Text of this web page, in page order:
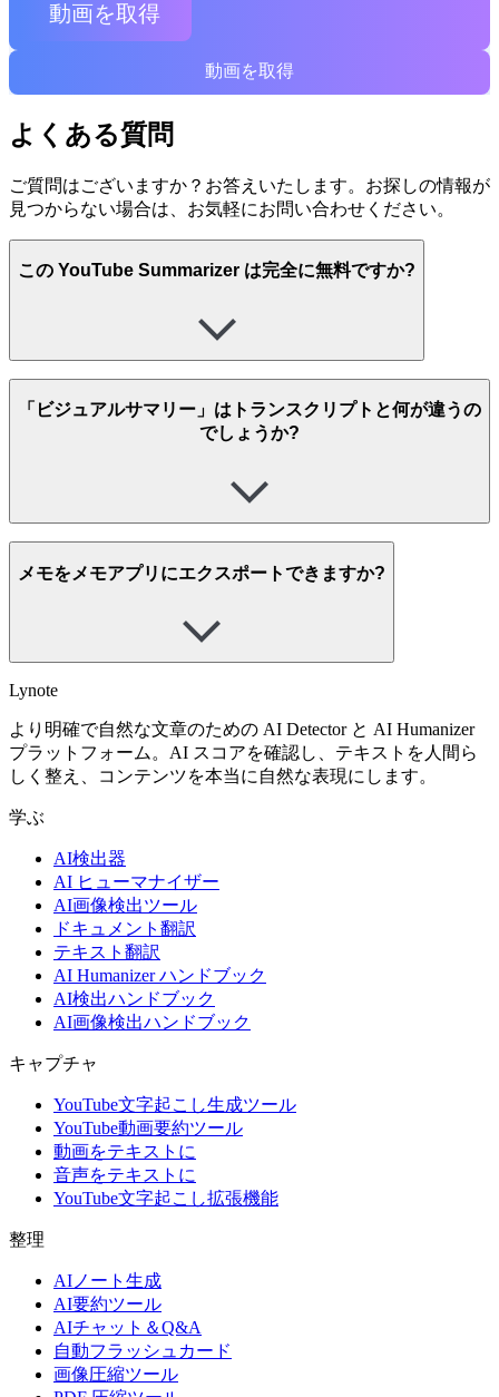
動画を取得
動画を取得
よくある質問
ご質問はございますか？お答えいたします。お探しの情報が
見つからない場合は、お気軽にお問い合わせください。
この YouTube Summarizer は完全に無料ですか?
「ビジュアルサマリー」はトランスクリプトと何が違うの
でしょうか?
メモをメモアプリにエクスポートできますか?
Lynote
より明確で自然な文章のための AI Detector と AI Humanizer
プラットフォーム。AI スコアを確認し、テキストを人間ら
しく整え、コンテンツを本当に自然な表現にします。
学ぶ
AI検出器
AI ヒューマナイザー
AI画像検出ツール
ドキュメント翻訳
テキスト翻訳
AI Humanizer ハンドブック
AI検出ハンドブック
AI画像検出ハンドブック
キャプチャ
YouTube文字起こし生成ツール
YouTube動画要約ツール
動画をテキストに
音声をテキストに
YouTube文字起こし拡張機能
整理
AIノート生成
AI要約ツール
AIチャット＆Q&A
自動フラッシュカード
画像圧縮ツール